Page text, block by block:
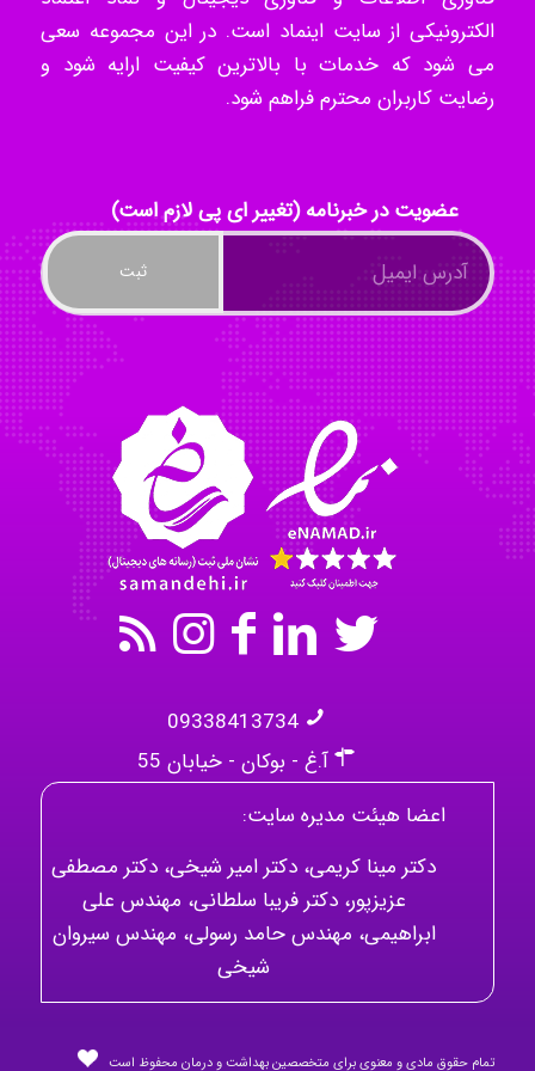
Radman Amini
Tavan
akhtar shahsavandi
kimiya zirakpoor
الکترونیکی از سایت اینماد است. در این مجموعه سعی
می شود که خدمات با بالاترین کیفیت ارایه شود و
رضایت کاربران محترم فراهم شود.
عضویت در خبرنامه (تغییر ای پی لازم است)
09338413734
آ.غ - بوکان - خیابان 55
اعضا هیئت مدیره سایت:
دکتر مینا کریمی، دکتر امیر شیخی، دکتر مصطفی
عزیزپور، دکتر فریبا سلطانی، مهندس علی
ابراهیمی، مهندس حامد رسولی، مهندس سیروان
شیخی
تمام حقوق مادی و معنوی برای متخصصین بهداشت و درمان محفوظ است